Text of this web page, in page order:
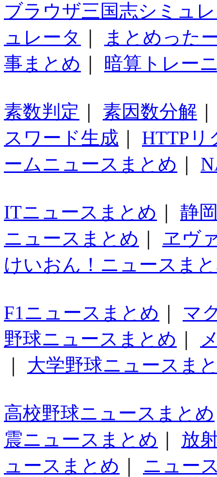
ブラウザ三国志シミュ
ュレータ
まとめった
事まとめ
暗算トレー
素数判定 素因数分解
スワード生成
HTTPリ
ームニュースまとめ
ITニュースまとめ
静
ニュースまとめ
ヱヴ
けいおん！ニュースま
F1ニュースまとめ
マ
野球ニュースまとめ
大学野球ニュースま
高校野球ニュースまとめ
震ニュースまとめ
放
ュースまとめ
ニュー